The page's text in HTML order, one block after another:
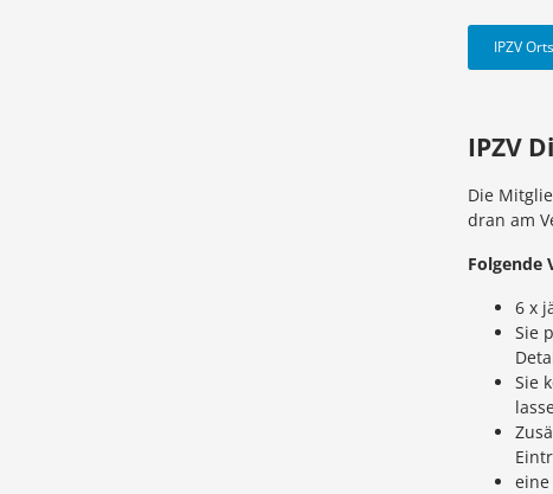
IPZV
IPZV
Die
dran am
Folgende
6 x
Sie
Sie